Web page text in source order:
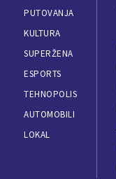
PUTOVANJA
KULTURA
SUPERŽENA
ESPORTS
TEHNOPOLIS
AUTOMOBILI
LOKAL